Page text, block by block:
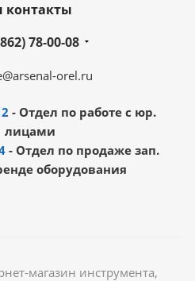
78-00-08
orel.ru
- Отдел по работе с юр.
лицами
- Отдел по продаже зап.
оборудования
магазин инструмента,